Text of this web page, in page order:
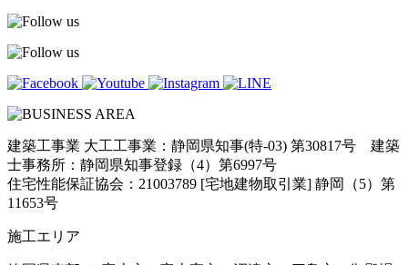
建築工事業 大工工事業：静岡県知事(特-03) 第30817号 建築
士事務所：静岡県知事登録（4）第6997号
住宅性能保証協会：21003789 [宅地建物取引業] 静岡（5）第
11653号
施工エリア